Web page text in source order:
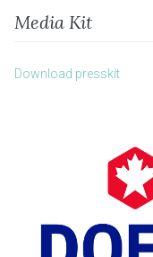
Media Kit
Download presskit